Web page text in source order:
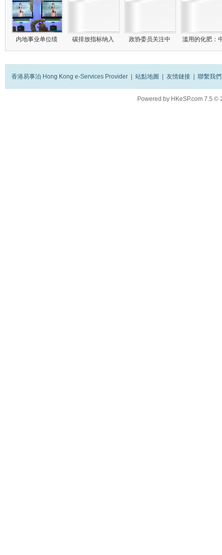
内地事业单位绩 碳排放指标纳入 政协委员关注中 滥用的化肥：
香港易事泊 Hong Kong e-Services Provider 站點地圖 友情鏈接 聯繫我們
Powered by HKeSP.com 7.5 ©